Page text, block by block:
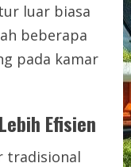
luar biasa
beberapa
pada kamar
Efisien
tradisional